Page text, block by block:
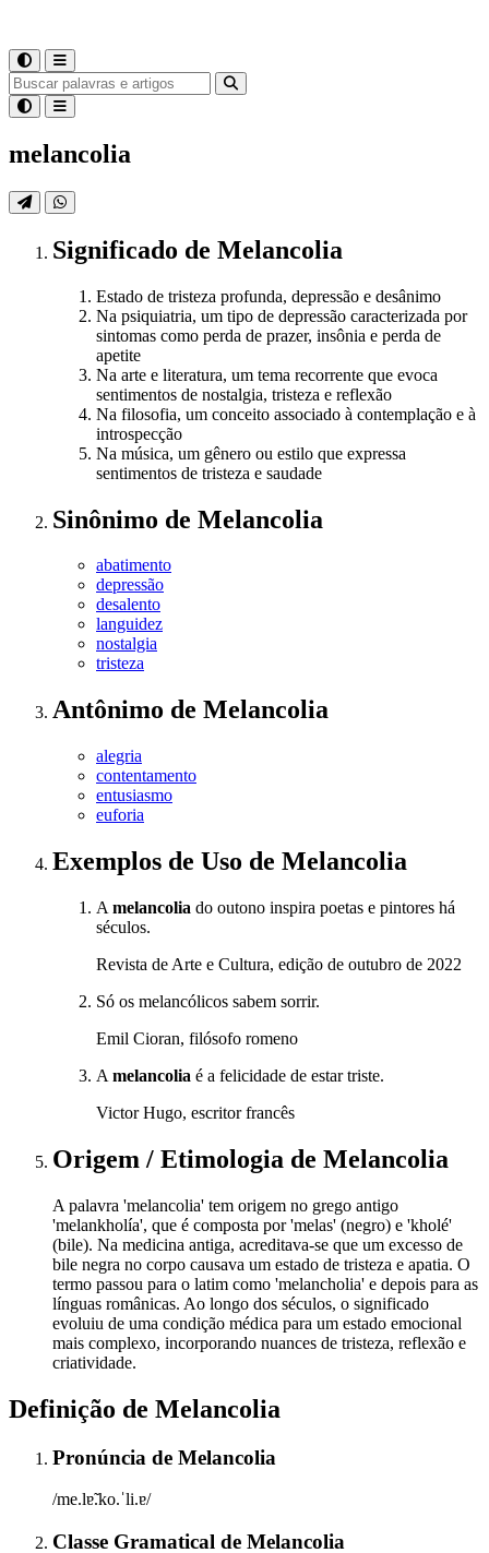
melancolia
Significado de Melancolia
Estado de tristeza profunda, depressão e desânimo
Na psiquiatria, um tipo de depressão caracterizada por
sintomas como perda de prazer, insônia e perda de
apetite
Na arte e literatura, um tema recorrente que evoca
sentimentos de nostalgia, tristeza e reflexão
Na filosofia, um conceito associado à contemplação e à
introspecção
Na música, um gênero ou estilo que expressa
sentimentos de tristeza e saudade
Sinônimo de Melancolia
abatimento
depressão
desalento
languidez
nostalgia
tristeza
Antônimo de Melancolia
alegria
contentamento
entusiasmo
euforia
Exemplos de Uso de Melancolia
A melancolia do outono inspira poetas e pintores há
séculos.
Revista de Arte e Cultura, edição de outubro de 2022
Só os melancólicos sabem sorrir.
Emil Cioran, filósofo romeno
A melancolia é a felicidade de estar triste.
Victor Hugo, escritor francês
Origem / Etimologia de Melancolia
A palavra 'melancolia' tem origem no grego antigo
'melankholía', que é composta por 'melas' (negro) e 'kholé'
(bile). Na medicina antiga, acreditava-se que um excesso de
bile negra no corpo causava um estado de tristeza e apatia. O
termo passou para o latim como 'melancholia' e depois para as
línguas românicas. Ao longo dos séculos, o significado
evoluiu de uma condição médica para um estado emocional
mais complexo, incorporando nuances de tristeza, reflexão e
criatividade.
Definição de Melancolia
Pronúncia de Melancolia
/me.lɐ̃.ko.ˈli.ɐ/
Classe Gramatical de Melancolia